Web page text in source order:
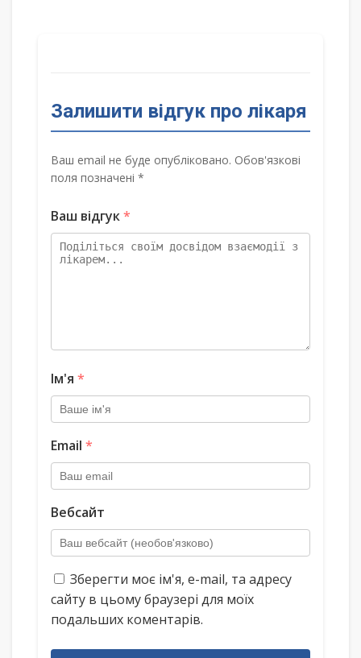
Залишити відгук про лікаря
Ваш email не буде опубліковано. Обов'язкові
поля позначені *
Ваш відгук*
Ім'я *
Email *
Вебсайт
Зберегти моє ім'я, e-mail, та адресу
сайту в цьому браузері для моїх
подальших коментарів.